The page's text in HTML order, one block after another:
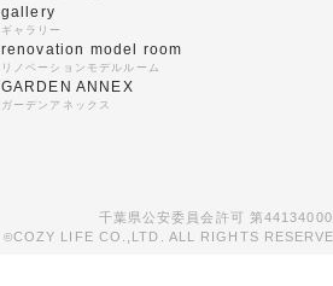
gallery
ギャラリー
renovation model room
リノベーションモデルルーム
GARDEN ANNEX
ガーデンアネックス
千葉県公安委員会許可 第
©COZY LIFE CO.,LTD. ALL RIGHTS